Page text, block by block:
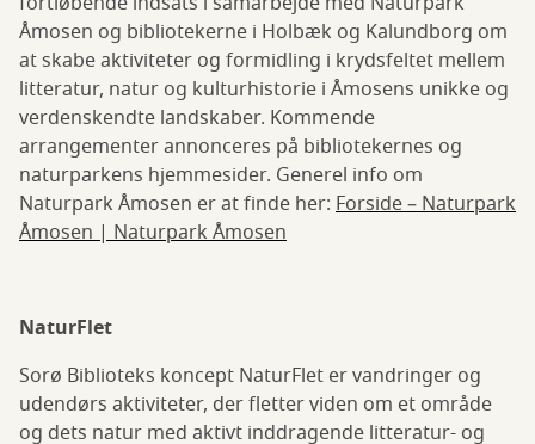
Åmosen og bibliotekerne i Holbæk og Kalundborg om
at skabe aktiviteter og formidling i krydsfeltet mellem
litteratur, natur og kulturhistorie i Åmosens unikke og
verdenskendte landskaber. Kommende
arrangementer annonceres på bibliotekernes og
naturparkens hjemmesider. Generel info om
Naturpark Åmosen er at finde her: Forside – Naturpark
Åmosen | Naturpark Åmosen
NaturFlet
Sorø Biblioteks koncept NaturFlet er vandringer og
udendørs aktiviteter, der fletter viden om et område
og dets natur med aktivt inddragende litteratur- og